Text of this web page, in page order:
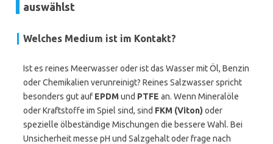
auswählst
Welches Medium ist im Kontakt?
Ist es reines Meerwasser oder ist das Wasser mit Öl, Benzin
oder Chemikalien verunreinigt? Reines Salzwasser spricht
besonders gut auf EPDMund PTFE an. Wenn Mineralöle
oder Kraftstoffe im Spiel sind, sind FKM (Viton) oder
spezielle ölbeständige Mischungen die bessere Wahl. Bei
Unsicherheit messe pH und Salzgehalt oder frage nach